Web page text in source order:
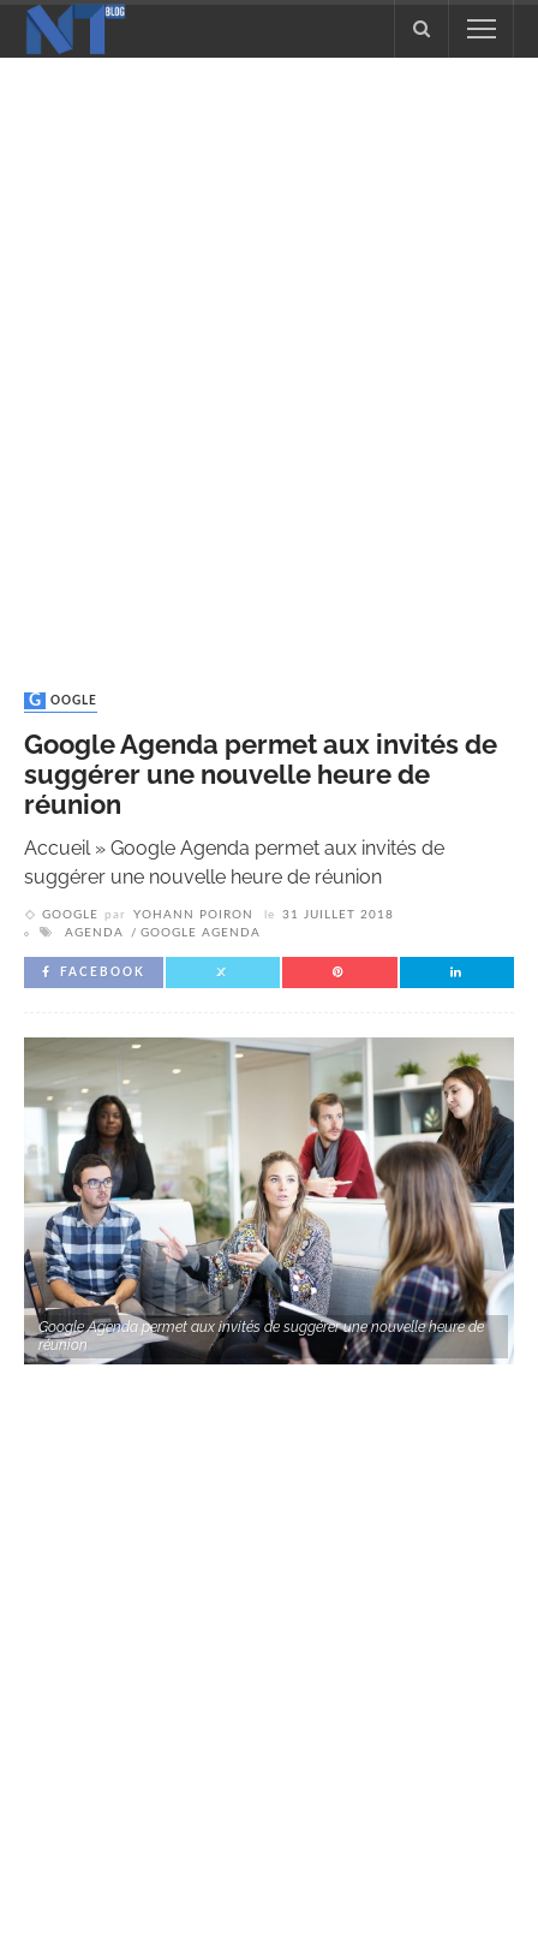
GOOGLE
Google Agenda permet aux invités de
suggérer une nouvelle heure de
réunion
Accueil» Google Agenda permet aux invités de
suggérer une nouvelle heure de réunion
GOOGLE par YOHANN POIRON le
31 JUILLET 2018
AGENDA
GOOGLE AGENDA
FACEBOOK
Google Agenda permet aux invités de suggérer une nouvelle heure de
réunion